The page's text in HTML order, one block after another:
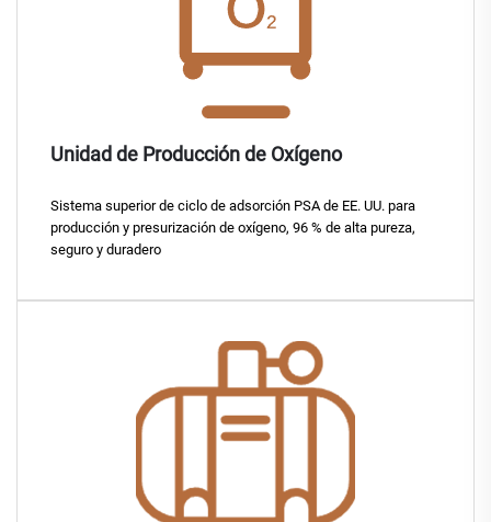
Unidad de Producción de Oxígeno
Sistema superior de ciclo de adsorción PSA de EE. UU. para
producción y presurización de oxígeno, 96 % de alta pureza,
seguro y duradero